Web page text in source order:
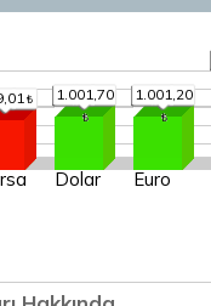
1.001,70
Dolar
1.001,20
Euro